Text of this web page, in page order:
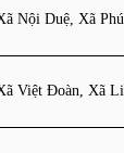
Nội Duệ, Xã
Việt Đoàn, Xã